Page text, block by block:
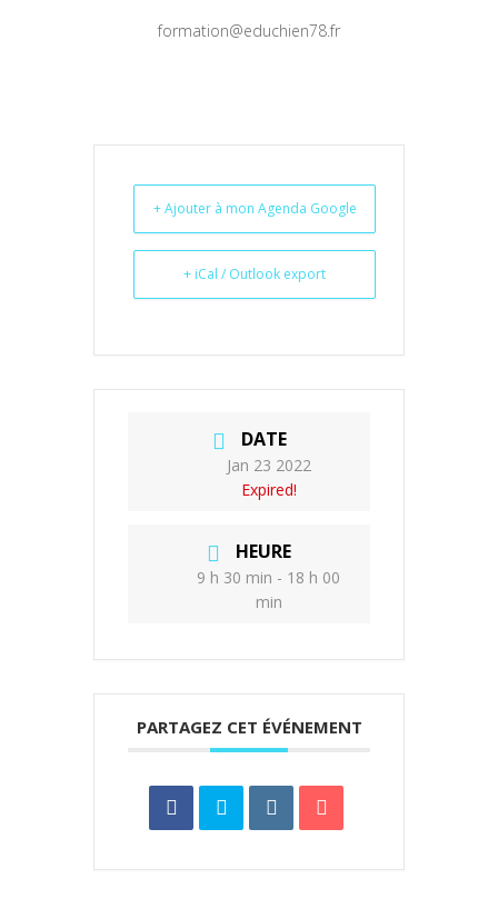
formation@educhien78.fr
+ Ajouter à mon Agenda Google
+ iCal / Outlook export
DATE
Jan 23 2022
Expired!
HEURE
9 h 30 min - 18 h 00
min
PARTAGEZ CET ÉVÉNEMENT